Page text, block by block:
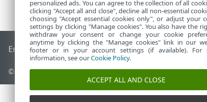
End of Life ESET KennisbankESET-forum ESET Status
© 1992 - 2026 ESET, spol. s r.o. - Alle rechten voorbehouden.
personalized ads. You can agree to the collection of all
clicking "Accept all and close", decline all non-essential
choosing "Accept essential cookies only", or adjust your
settings by clicking "Manage cookies". You also have the
withdraw your consent or change your cookie
anytime by clicking the "Manage cookies" link in our
footer or in your account settings (if available). For
information, see ourCookie Policy.
ACCEPT ALL AND CLOSE